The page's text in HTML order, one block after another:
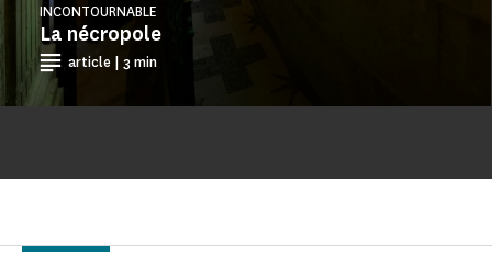
La nécropole
INCONTOURNABLE
article | 3 min